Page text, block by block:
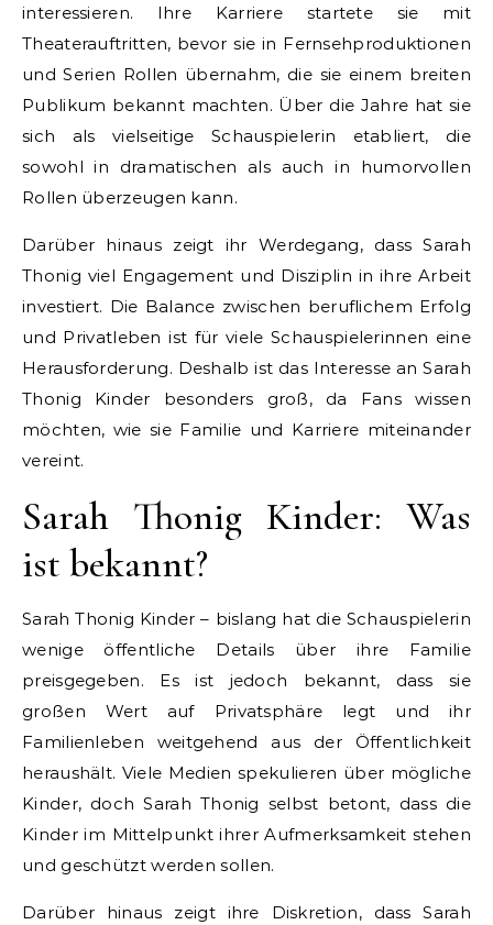
interessieren. Ihre Karriere startete sie mit
Theaterauftritten, bevor sie in Fernsehproduktionen
und Serien Rollen übernahm, die sie einem breiten
Publikum bekannt machten. Über die Jahre hat sie
sich als vielseitige Schauspielerin etabliert, die
sowohl in dramatischen als auch in humorvollen
Rollen überzeugen kann.
Darüber hinaus zeigt ihr Werdegang, dass Sarah
Thonig viel Engagement und Disziplin in ihre Arbeit
investiert. Die Balance zwischen beruflichem Erfolg
und Privatleben ist für viele Schauspielerinnen eine
Herausforderung. Deshalb ist das Interesse an Sarah
Thonig Kinder besonders groß, da Fans wissen
möchten, wie sie Familie und Karriere miteinander
vereint.
Sarah Thonig Kinder: Was
ist bekannt?
Sarah Thonig Kinder – bislang hat die Schauspielerin
wenige öffentliche Details über ihre Familie
preisgegeben. Es ist jedoch bekannt, dass sie
großen Wert auf Privatsphäre legt und ihr
Familienleben weitgehend aus der Öffentlichkeit
heraushält. Viele Medien spekulieren über mögliche
Kinder, doch Sarah Thonig selbst betont, dass die
Kinder im Mittelpunkt ihrer Aufmerksamkeit stehen
und geschützt werden sollen.
Darüber hinaus zeigt ihre Diskretion, dass Sarah